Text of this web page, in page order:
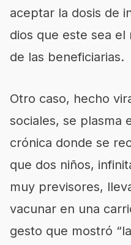
aceptar la dosis de
dios que este sea el
de las beneficiarias.
Otro caso, hecho
sociales, se plasma
crónica donde se
que dos niños,
muy previsores,
vacunar en una
gesto que mostró